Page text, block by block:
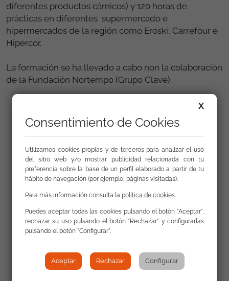
diferentes productos cárnicos) y 120 horas de
prácticas en diferentes supermercado e
hipermercados de la región como Eroski, Carrefour e
Hipercor.
La formación se ha llevado a cabo non la colaboración
de la Fundación Nortempo (Grupo Clave).
X
Consentimiento de Cookies
Utilizamos cookies propias y de terceros para analizar el uso
del sitio web y/o mostrar publicidad relacionada con tu
preferencia sobre la base de un perfil elaborado a partir de tu
hábito de navegación (por ejemplo, páginas visitadas).
Para más información consulta la política de cookies.
Puedes aceptar todas las cookies pulsando el botón "Aceptar",
rechazar su uso pulsando el botón "Rechazar" y configurarlas
pulsando el botón "Configurar".
Aceptar Rechazar Configurar